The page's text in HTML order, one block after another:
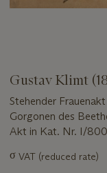
Gustav Klimt
Stehender
Gorgonen des
Akt in Kat. Nr. I/
Important
σ VAT (reduced rate)